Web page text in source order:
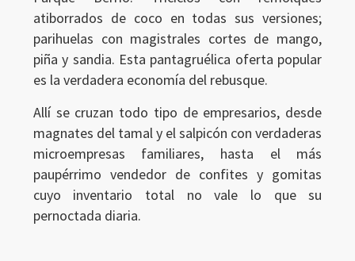
atiborrados de coco en todas sus versiones;
parihuelas con magistrales cortes de mango,
piña y sandia. Esta pantagruélica oferta popular
es la verdadera economía del rebusque.
Allí se cruzan todo tipo de empresarios, desde
magnates del tamal y el salpicón con verdaderas
microempresas familiares, hasta el más
paupérrimo vendedor de confites y gomitas
cuyo inventario total no vale lo que su
pernoctada diaria.